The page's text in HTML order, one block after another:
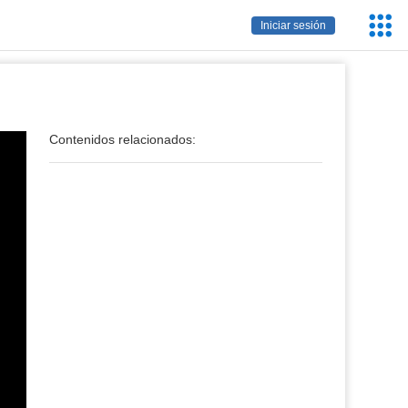
Iniciar sesión
Contenidos relacionados: